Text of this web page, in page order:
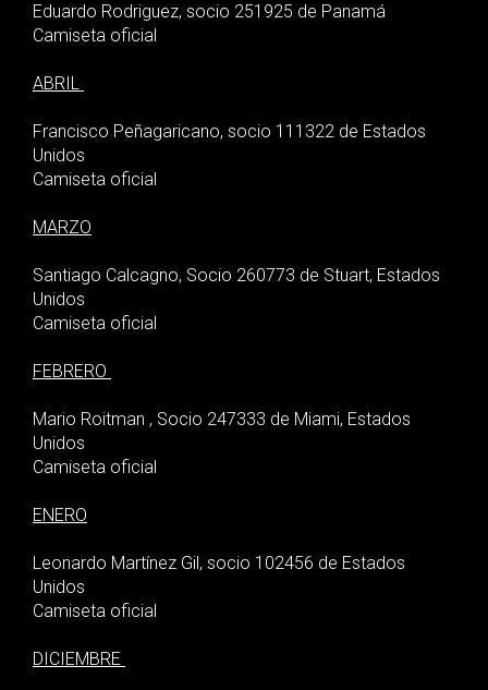
Eduardo Rodriguez, socio 251925 de Panamá
Camiseta oficial
ABRIL
Francisco Peñagaricano, socio 111322 de Estados
Unidos
Camiseta oficial
MARZO
Santiago Calcagno, Socio 260773 de Stuart, Estados
Unidos
Camiseta oficial
FEBRERO
Mario Roitman , Socio 247333 de Miami, Estados
Unidos
Camiseta oficial
ENERO
Leonardo Martínez Gil, socio 102456 de Estados
Unidos
Camiseta oficial
DICIEMBRE